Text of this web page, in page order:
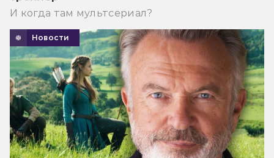
И когда там мультсериал?
Новости